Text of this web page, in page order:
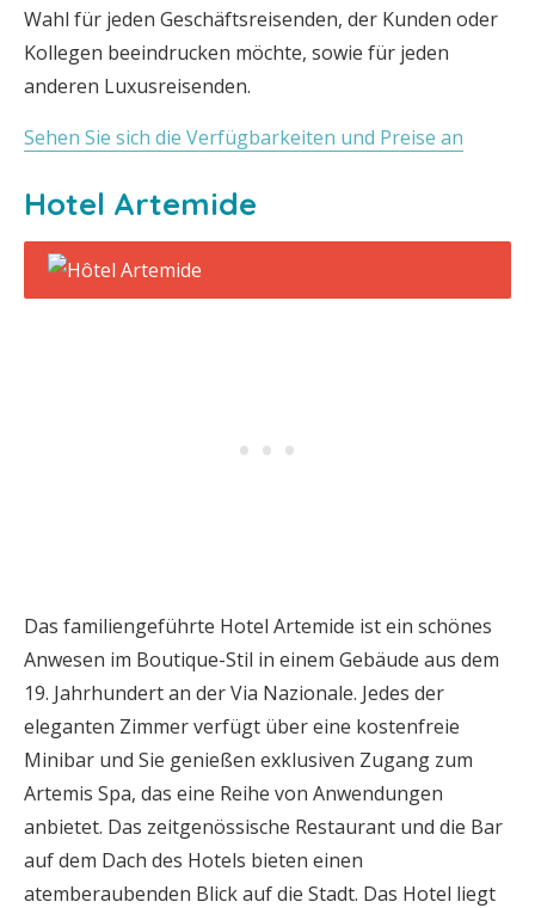
Wahl für jeden Geschäftsreisenden, der Kunden oder
Kollegen beeindrucken möchte, sowie für jeden
anderen Luxusreisenden.
Sehen Sie sich die Verfügbarkeiten und Preise an
Hotel Artemide
Das familiengeführte Hotel Artemide ist ein schönes
Anwesen im Boutique-Stil in einem Gebäude aus dem
19. Jahrhundert an der Via Nazionale. Jedes der
eleganten Zimmer verfügt über eine kostenfreie
Minibar und Sie genießen exklusiven Zugang zum
Artemis Spa, das eine Reihe von Anwendungen
anbietet. Das zeitgenössische Restaurant und die Bar
auf dem Dach des Hotels bieten einen
atemberaubenden Blick auf die Stadt. Das Hotel liegt